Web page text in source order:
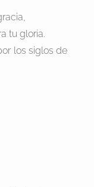
tu gloria.
los siglos de